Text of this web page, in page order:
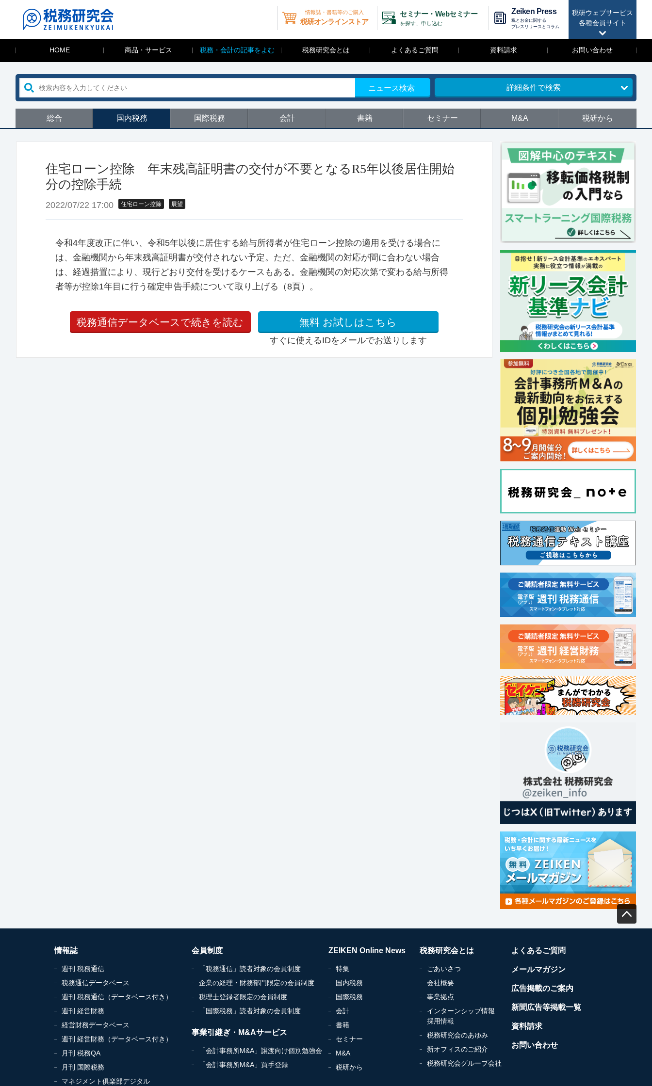
税研ウェブサービス
各種会員サイト
情報誌・書籍等のご購入
税研オンラインストア
セミナー・Webセミナー
を探す、申し込む
Zeiken Press
税とお金に関する
プレスリリースとコラム
HOME 商品・サービス 税務・会計の記事をよむ 税務研究会とは よくあるご質問 資料請求 お問い合わせ
ニュース検索 詳細条件で検索
総合 国内税務 国際税務 会計 書籍 セミナー M&A 税研から
住宅ローン控除 年末残高証明書の交付が不要となるR5年以後居住開始
分の控除手続
2022/07/22 17:00 住宅ローン控除 展望
令和4年度改正に伴い、令和5年以後に居住する給与所得者が住宅ローン控除の適用を受ける場合に
は、金融機関から年末残高証明書が交付されない予定。ただ、金融機関の対応が間に合わない場合
は、経過措置により、現行どおり交付を受けるケースもある。金融機関の対応次第で変わる給与所得
者等が控除1年目に行う確定申告手続について取り上げる（8頁）。
税務通信データベースで続きを読む 無料 お試しはこちら
すぐに使えるIDをメールでお送りします
情報誌
週刊 税務通信
税務通信データベース
週刊 税務通信（データベース付き）
週刊 経営財務
経営財務データベース
週刊 経営財務（データベース付き）
月刊 税務QA
月刊 国際税務
マネジメント俱楽部デジタル
会員制度
「税務通信」読者対象の会員制度
企業の経理・財務部門限定の会員制度
税理士登録者限定の会員制度
「国際税務」読者対象の会員制度
事業引継ぎ・M&Aサービス
「会計事務所M&A」譲渡向け個別勉強会
「会計事務所M&A」買手登録
ZEIKEN Online News
特集
国内税務
国際税務
会計
書籍
セミナー
M&A
税研から
税務研究会とは
ごあいさつ
会社概要
事業拠点
インターンシップ情報
採用情報
税務研究会のあゆみ
新オフィスのご紹介
税務研究会グループ会社
よくあるご質問
メールマガジン
広告掲載のご案内
新聞広告等掲載一覧
資料請求
お問い合わせ